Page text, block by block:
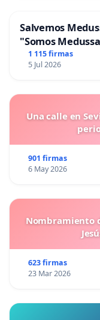
Salvemos
"Somos
1 115 firmas
5 Jul 2026
Una calle en
901 firmas
6 May 2026
Nombramiento
623 firmas
23 Mar 2026